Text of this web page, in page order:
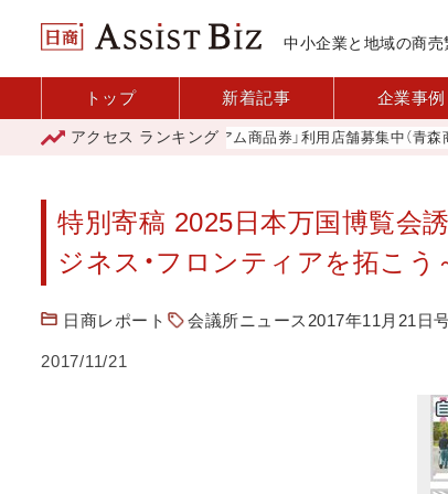
中小企業と地域の商売
トップ 新着記事 企業事例
アクセス ランキング
「青森市プレミアム商品券」利用店舗募集中（青森商工会議
特別寄稿 2025日本万国博覧会
ジネス・フロンティアを拓こう
日商レポート 会議所ニュース2017年11月21日
2017/11/21